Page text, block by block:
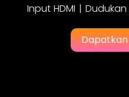
Input HDMI |